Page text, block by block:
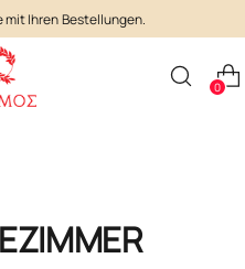
mit Ihren Bestellungen.
0